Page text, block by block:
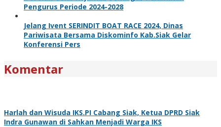
Pengurus Periode 2024-2028
Jelang Ivent SERINDIT BOAT RACE 2024, Dinas
Pariwisata Bersama Diskominfo Kab.Siak Gelar
Konferensi Pers
Komentar
Harlah dan Wisuda IKS.PI Cabang Siak, Ketua DPRD Siak
Indra Gunawan di Sahkan Menjadi Warga IKS